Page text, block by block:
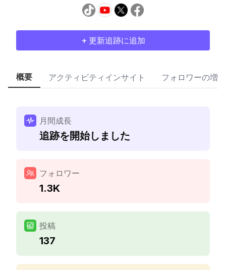
+ 更新追跡に追加
概要 アクティビティインサイト フォロワーの増加
月間成長
追跡を開始しました
フォロワー
1.3K
投稿
137